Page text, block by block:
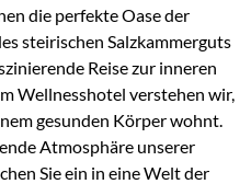
die perfekte Oase der
steirischen Salzkammerguts
Reise zur inneren
Wellnesshotel verstehen wir,
gesunden Körper wohnt.
Atmosphäre unserer
Sie ein in eine Welt der